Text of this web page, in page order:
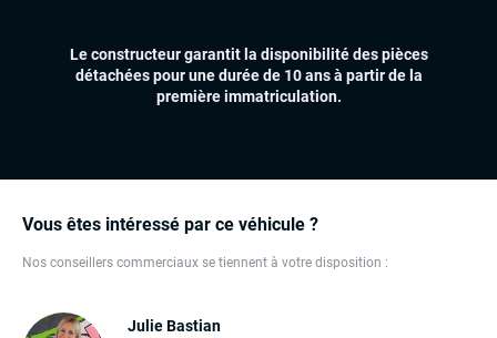
Vous êtes intéressé par ce véhicule ?
Nos conseillers commerciaux se tiennent à votre disposition :
Julie Bastian
Sièges chauffants
Virtual cockpit (live cockpit, compteur digital)
Dynamic Select, Drive Select (sélection du mode de conduite)
Grand GPS
Systeme Hifi Burmester
Le constructeur garantit la disponibilité des pièces
détachées pour une durée de 10 ans à partir de la
première immatriculation.